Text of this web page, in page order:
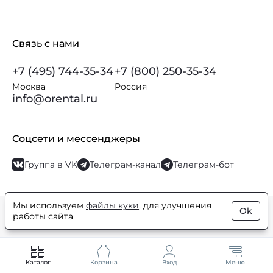
Связь с нами
+7 (495) 744-35-34
Москва
+7 (800) 250-35-34
Россия
info@orental.ru
Соцсети и мессенджеры
Группа в VK Телеграм-канал Телеграм-бот
© Orental.ru 2007–2026Интернет-магазин парфюмерии и
косметики
Каталог Корзина Вход Меню
Мы используем файлы куки, для улучшения
работы сайта
Ok